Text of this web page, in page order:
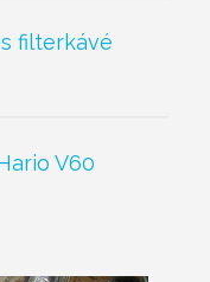
filterkávé
V60